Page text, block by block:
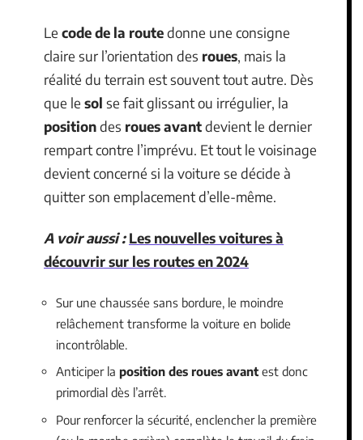
Le code de la routedonne une consigne
claire sur l’orientation des roues, mais la
réalité du terrain est souvent tout autre. Dès
que le sol se fait glissant ou irrégulier, la
positiondes roues avantdevient le dernier
rempart contre l’imprévu. Et tout le voisinage
devient concerné si la voiture se décide à
quitter son emplacement d’elle-même.
A voir aussi : Les nouvelles voitures à
découvrir sur les routes en 2024
Sur une chaussée sans bordure, le moindre
relâchement transforme la voiture en bolide
incontrôlable.
Anticiper la position des roues avant est donc
primordial dès l’arrêt.
Pour renforcer la sécurité, enclencher la première